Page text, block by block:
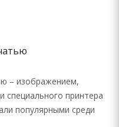
– изображением,
принтера
популярными среди